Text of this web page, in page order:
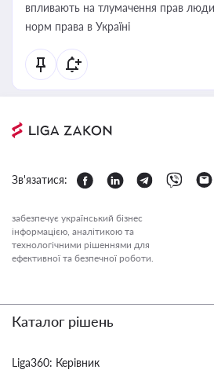
впливають на тлумачення прав
норм права в Україні
Зв'язатися:
забезпечує український бізнес
інформацією, аналітикою та
технологічними рішеннями для
ефективної та безпечної роботи.
Каталог рішень
Liga360: Керівник